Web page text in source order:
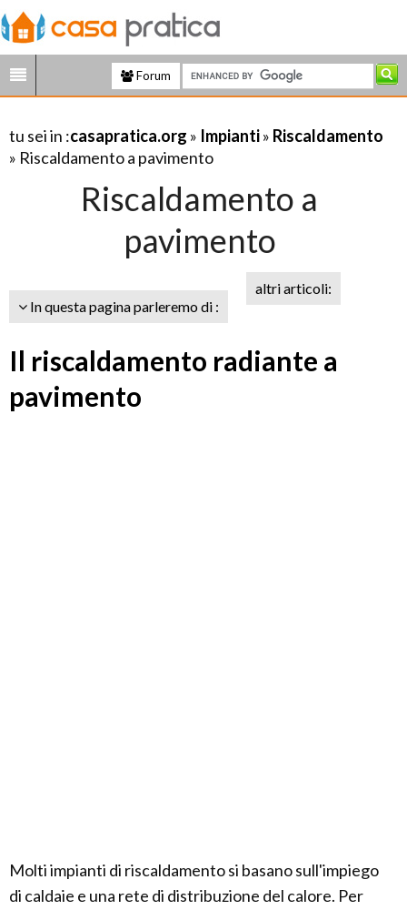
Forum
tu sei in :casapratica.org » Impianti» Riscaldamento
» Riscaldamento a pavimento
Riscaldamento a
pavimento
In questa pagina parleremo di :
altri articoli:
Il riscaldamento radiante a
pavimento
Molti impianti di riscaldamento si basano sull'impiego
di caldaie e una rete di distribuzione del calore. Per